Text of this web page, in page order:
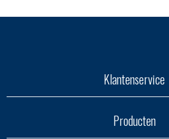
Klantenservice
Producten